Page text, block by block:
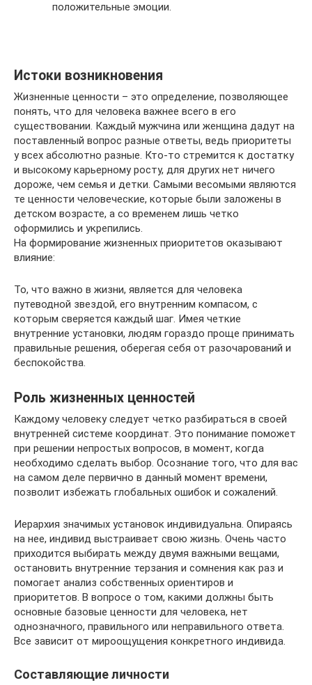
положительные эмоции.
Истоки возникновения
Жизненные ценности – это определение, позволяющее
понять, что для человека важнее всего в его
существовании. Каждый мужчина или женщина дадут на
поставленный вопрос разные ответы, ведь приоритеты
у всех абсолютно разные. Кто-то стремится к достатку
и высокому карьерному росту, для других нет ничего
дороже, чем семья и детки. Самыми весомыми являются
те ценности человеческие, которые были заложены в
детском возрасте, а со временем лишь четко
оформились и укрепились.
На формирование жизненных приоритетов оказывают
влияние:
То, что важно в жизни, является для человека
путеводной звездой, его внутренним компасом, с
которым сверяется каждый шаг. Имея четкие
внутренние установки, людям гораздо проще принимать
правильные решения, оберегая себя от разочарований и
беспокойства.
Роль жизненных ценностей
Каждому человеку следует четко разбираться в своей
внутренней системе координат. Это понимание поможет
при решении непростых вопросов, в момент, когда
необходимо сделать выбор. Осознание того, что для вас
на самом деле первично в данный момент времени,
позволит избежать глобальных ошибок и сожалений.
Иерархия значимых установок индивидуальна. Опираясь
на нее, индивид выстраивает свою жизнь. Очень часто
приходится выбирать между двумя важными вещами,
остановить внутренние терзания и сомнения как раз и
помогает анализ собственных ориентиров и
приоритетов. В вопросе о том, какими должны быть
основные базовые ценности для человека, нет
однозначного, правильного или неправильного ответа.
Все зависит от мироощущения конкретного индивида.
Составляющие личности